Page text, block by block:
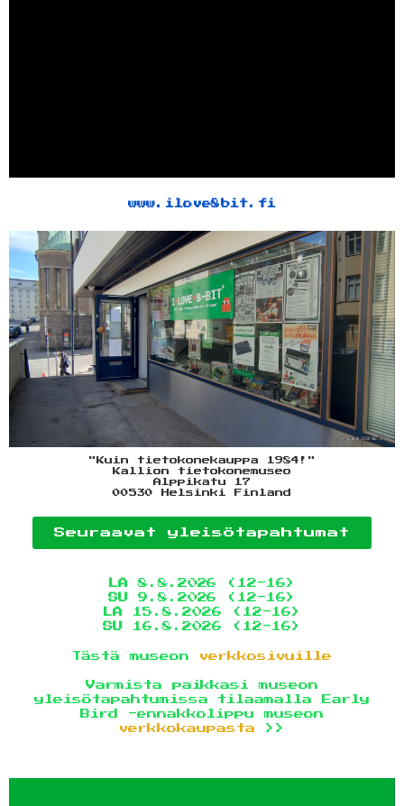
www.ilove8bit.fi
"Kuin tietokonekauppa 1984!"
Kallion tietokonemuseo
Alppikatu 17
00530 Helsinki Finland
Seuraavat yleisötapahtumat
LA 8.8.2026 (12-16)
SU9.8.2026 (12-16)
LA
15.8.2026 (12-16)
SU 16.8.2026 (12-16)
Tästä museon verkkosivuille
Varmista paikkasi museon
yleisötapahtumissa tilaamalla Early
Bird -ennakkolippu museon
verkkokaupasta >>